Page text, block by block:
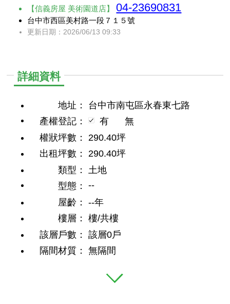
【信義房屋 美術園道店】04-23690831
台中市西區美村路一段７１５號
更新日期：2026/06/13 09:33
詳細資料
地址：
台中市南屯區永春東七路
產權登記：
有
無
權狀坪數：
290.40坪
出租坪數：
290.40坪
類型：
土地
型態：
--
屋齡：
--年
樓層：
樓/共樓
該層戶數：
該層0戶
隔間材質：
無隔間